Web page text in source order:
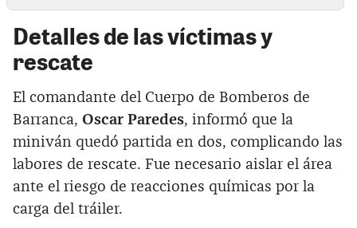
Detalles de las víctimas y
rescate
El comandante del Cuerpo de Bomberos de
Barranca, Oscar Paredes, informó que la
miniván quedó partida en dos, complicando las
labores de rescate. Fue necesario aislar el área
ante el riesgo de reacciones químicas por la
carga del tráiler.